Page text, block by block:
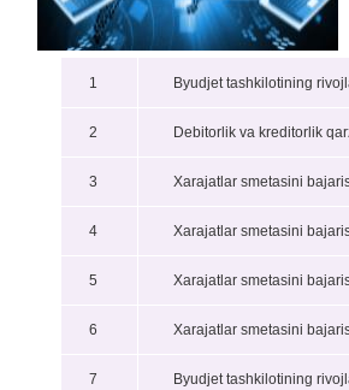
1 Byudjet tashkilotining
2 Debitorlik va kreditorlik
3 Xarajatlar smetasini
4 Xarajatlar smetasini
5 Xarajatlar smetasini
6 Xarajatlar smetasini
7 Byudjet tashkilotining